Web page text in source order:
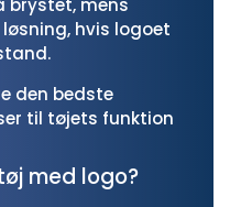
hvis logoet
den bedste
til tøjets funktion
med logo?